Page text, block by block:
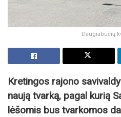
Daugiabučių
Kretingos rajono
naują tvarką, pagal kurią
lėšomis bus tvarkomos